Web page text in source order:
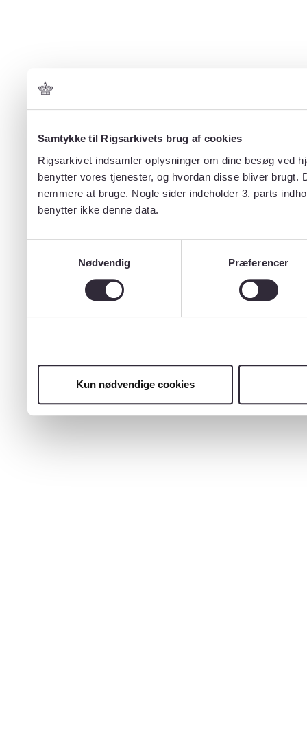
Samtykke til Rigsarkivets brug af cookies
Rigsarkivet indsamler oplysninger om dine besøg ved
benytter vores tjenester, og hvordan disse bliver
nemmere at bruge. Nogle sider indeholder 3. parts
benytter ikke denne data.
Nødvendig
Præferencer
Kun nødvendige cookies